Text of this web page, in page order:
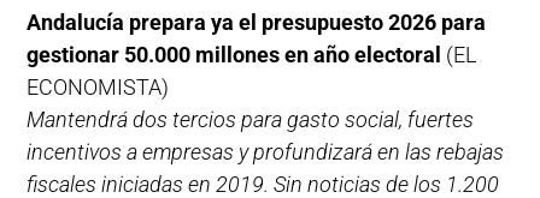
Andalucía prepara ya el presupuesto 2026 para
gestionar 50.000 millones en año electoral (EL
ECONOMISTA)
Mantendrá dos tercios para gasto social, fuertes
incentivos a empresas y profundizará en las rebajas
fiscales iniciadas en 2019. Sin noticias de los 1.200